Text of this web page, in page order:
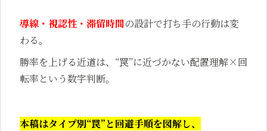
導線・視認性・滞留時間の設計で打ち手の行動は変
わる。
勝率を上げる近道は、“罠”に近づかない配置理解×回
転率という数字判断。
本稿はタイプ別“罠”と回避手順を図解し、